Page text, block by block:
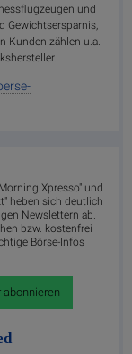
und
Gewichtsersparnis,
Kunden zählen u.a.
Xpresso" und
heben sich deutlich
Newslettern ab.
bzw. kostenfrei
Börse-Infos